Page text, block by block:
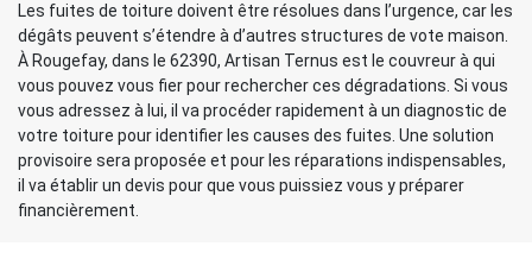
Les fuites de toiture doivent être résolues dans l’urgence, car les
dégâts peuvent s’étendre à d’autres structures de vote maison.
À Rougefay, dans le 62390, Artisan Ternus est le couvreur à qui
vous pouvez vous fier pour rechercher ces dégradations. Si vous
vous adressez à lui, il va procéder rapidement à un diagnostic de
votre toiture pour identifier les causes des fuites. Une solution
provisoire sera proposée et pour les réparations indispensables,
il va établir un devis pour que vous puissiez vous y préparer
financièrement.